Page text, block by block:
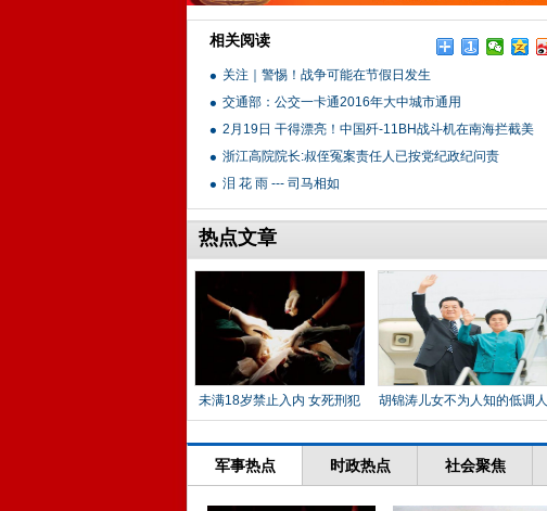
相关阅读
关注｜警惕！战争可能在节假日发生
交通部：公交一卡通2016年大中城市通用
2月19日 干得漂亮！中国歼-11BH战斗机在南海拦截美
浙江高院院长:叔侄冤案责任人已按党纪政纪问责
泪 花 雨 --- 司马相如
热点文章
未满18岁禁止入内 女死刑犯 胡锦涛儿女不为人知的低调人